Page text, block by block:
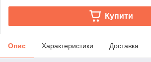
Купити
Опис Характеристики Доставка